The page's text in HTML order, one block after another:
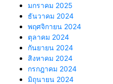
มกราคม 2025
ธันวาคม 2024
พฤศจิกายน 2024
ตุลาคม 2024
กันยายน 2024
สิงหาคม 2024
กรกฎาคม 2024
มิถุนายน 2024